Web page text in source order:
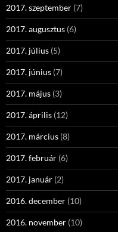
2017. szeptember (7)
2017. augusztus (6)
2017. július (5)
2017. június (7)
2017. május (3)
2017. április (12)
2017. március (8)
2017. február (6)
2017. január (2)
2016. december (10)
2016. november (10)